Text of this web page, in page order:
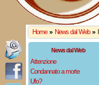
Home » News dal Web »
News dal Web
Attenzione
Condannato a morte
Ufo?